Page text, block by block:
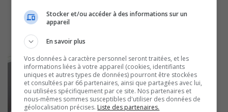
Stocker et/ou accéder à des informations sur un
appareil
En savoir plus
Vos données à caractère personnel seront traitées, et les
informations liées à votre appareil (cookies, identifiants
uniques et autres types de données) pourront être stockées
et consultées par 66 partenaires, ainsi que partagées avec lui,
ou utilisées spécifiquement par ce site. Nos partenaires et
nous-mêmes sommes susceptibles d'utiliser des données de
géolocalisation précises. Liste des partenaires.